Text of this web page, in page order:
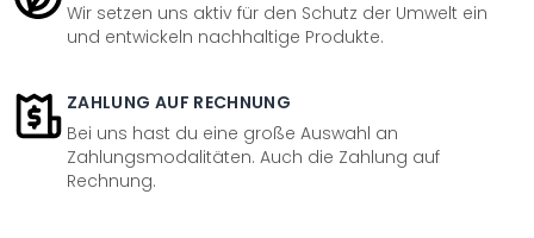
Wir setzen uns aktiv für den Schutz der Umwelt ein
und entwickeln nachhaltige Produkte.
ZAHLUNG AUF RECHNUNG
Bei uns hast du eine große Auswahl an
Zahlungsmodalitäten. Auch die Zahlung auf
Rechnung.